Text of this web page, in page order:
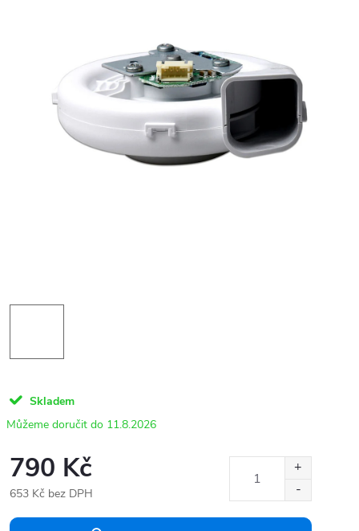
Skladem
11.8.2026
790 Kč
653 Kč bez DPH